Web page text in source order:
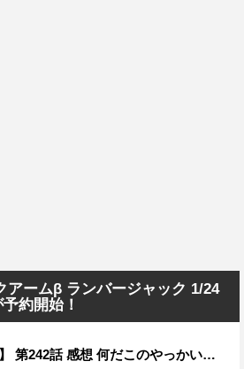
アームβ ランバージャック 1/24
約開始！
話 感想 何だこのやっかいな弓使い！？